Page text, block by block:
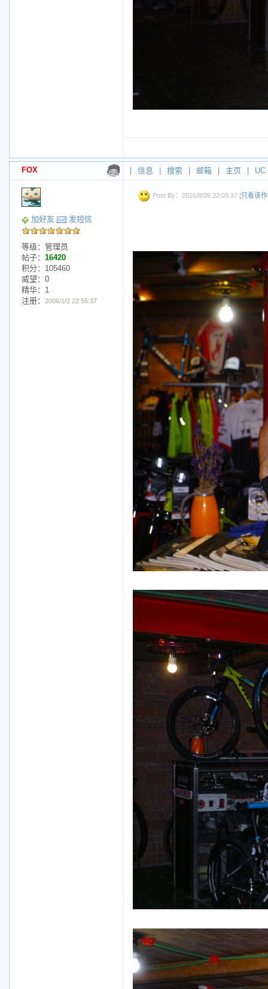
FOX 信息 搜索 邮箱 主页 UC
加好友 发短信
等级：管理员
帖子： 16420
积分：105460
威望：0
精华：1
注册：
2006/1/2 22:55:37
Post By：2016/8/26 22:03:37 [只看该